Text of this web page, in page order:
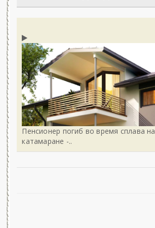
Пенсионер погиб во время сплава на
катамаране -..